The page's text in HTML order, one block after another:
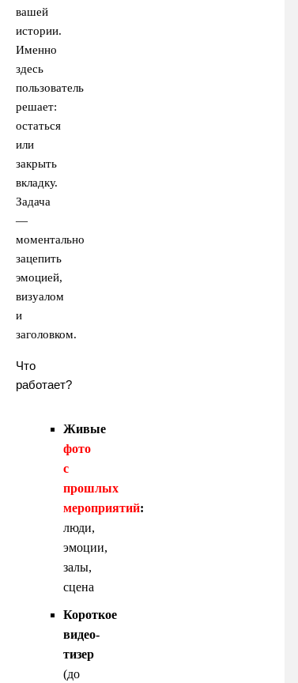
вашей
истории.
Именно
здесь
пользователь
решает:
остаться
или
закрыть
вкладку.
Задача
—
моментально
зацепить
эмоцией,
визуалом
и
заголовком.
Что
работает?
Живые
фото
с
прошлых
мероприятий:
люди,
эмоции,
залы,
сцена
Короткое
видео-
тизер
(до